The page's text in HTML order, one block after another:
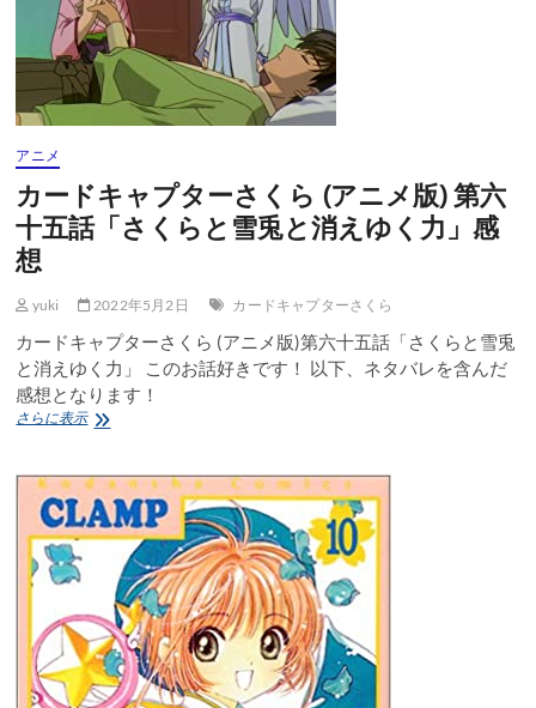
く
ら
(ア
ニ
メ
版)
十
六
話
ら
一
番
好
き
な
感
想
アニメ
カードキャプターさくら (アニメ版) 第六
十五話「さくらと雪兎と消えゆく力」感
想
yuki 2022年5月2日 カードキャプターさくら
カードキャプターさくら (アニメ版)第六十五話「さくらと雪兎
と消えゆく力」 このお話好きです！ 以下、ネタバレを含んだ
感想となります！
さらに表示カ
キ
ャ
プ
タ
く
ら
(ア
ニ
メ